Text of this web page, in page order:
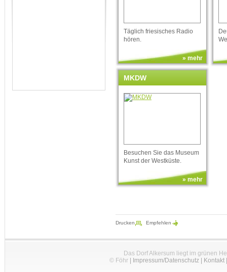
Täglich friesisches Radio
hören.
» mehr
MKDW
Besuchen Sie das Museum
Kunst der Westküste.
» mehr
Drucken Empfehlen
Das Dorf Alkersum liegt im grünen
© Föhr| Impressum/Datenschutz| Kontakt